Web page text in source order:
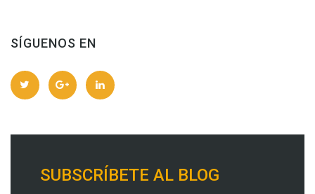
SÍGUENOS EN
SUBSCRÍBETE AL BLOG